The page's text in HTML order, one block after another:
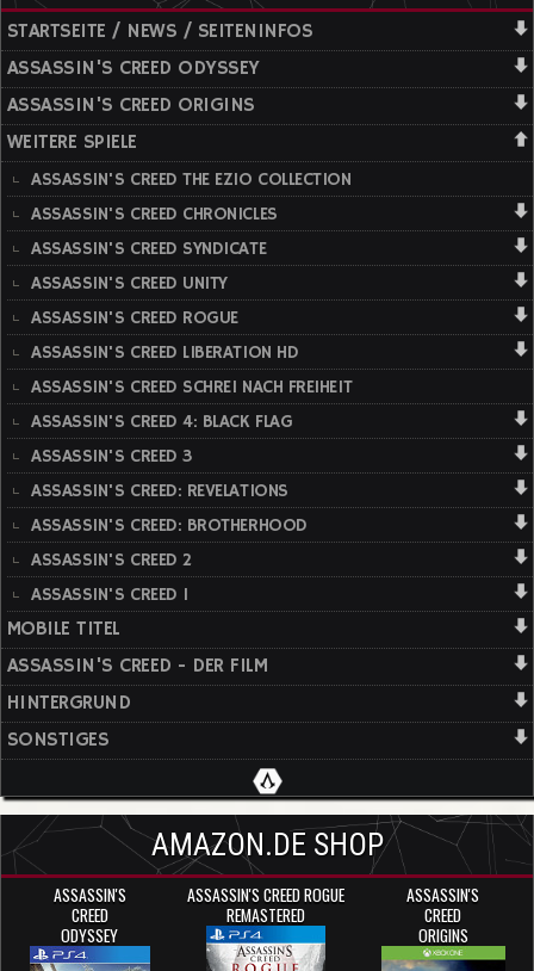
STARTSEITE / NEWS / SEITENINFOS
ASSASSIN'S CREED ODYSSEY
ASSASSIN'S CREED ORIGINS
WEITERE SPIELE
ASSASSIN'S CREED THE EZIO COLLECTION
ASSASSIN'S CREED CHRONICLES
ASSASSIN'S CREED SYNDICATE
ASSASSIN'S CREED UNITY
ASSASSIN'S CREED ROGUE
ASSASSIN'S CREED LIBERATION HD
ASSASSIN'S CREED SCHREI NACH FREIHEIT
ASSASSIN'S CREED 4: BLACK FLAG
ASSASSIN'S CREED 3
ASSASSIN'S CREED: REVELATIONS
ASSASSIN'S CREED: BROTHERHOOD
ASSASSIN'S CREED 2
ASSASSIN'S CREED 1
MOBILE TITEL
ASSASSIN'S CREED - DER FILM
HINTERGRUND
SONSTIGES
AMAZON.DE SHOP
ASSASSIN'S
CREED
ODYSSEY
ASSASSIN'S CREED ROGUE
REMASTERED
ASSASSIN'S
CREED
ORIGINS